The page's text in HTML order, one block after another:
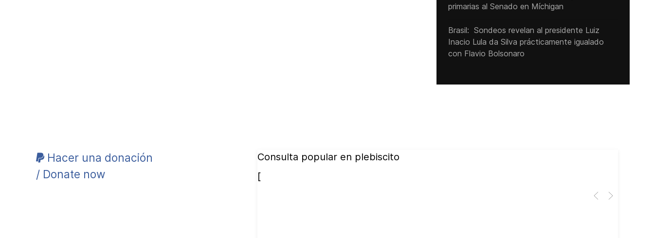
primarias al Senado ‌en Míchigan
Brasil: Sondeos revelan al presidente Luiz
Inacio Lula da Silva prácticamente igualado
con Flavio Bolsonaro
Hacer una donación
/ Donate now
Consulta popular en plebiscito
[